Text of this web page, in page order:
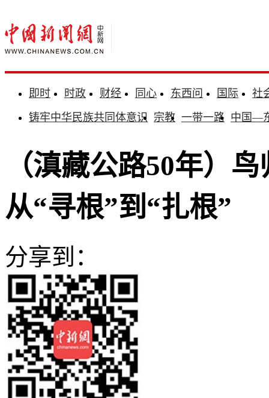
即时 时政 财经 同心 东西问 国际
社
铸牢中华民族共同体意识 宗教 一带一路 中国—
（滇藏公路50年）
从“寻根”到“扎根”
分享到：